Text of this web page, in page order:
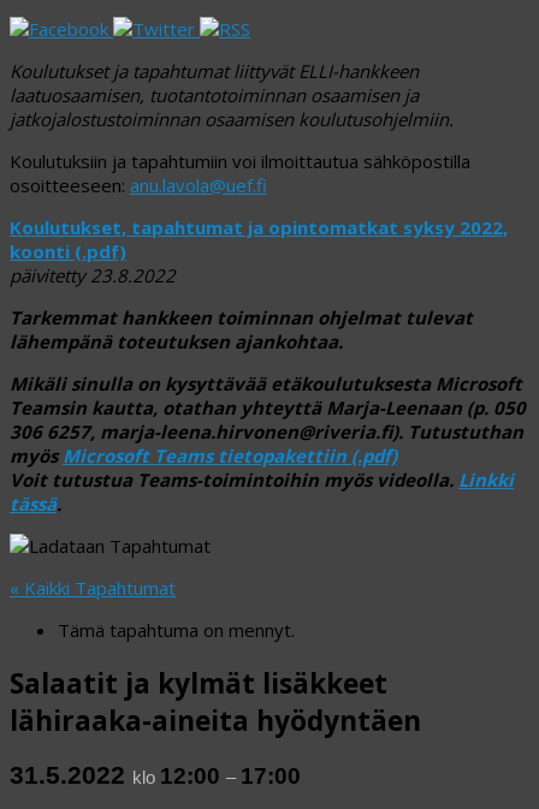
Koulutukset ja tapahtumat liittyvät ELLI-hankkeen
laatuosaamisen, tuotantotoiminnan osaamisen ja
jatkojalostustoiminnan osaamisen koulutusohjelmiin.
Koulutuksiin ja tapahtumiin voi ilmoittautua sähköpostilla
osoitteeseen: anu.lavola@uef.fi
Koulutukset, tapahtumat ja opintomatkat syksy 2022,
koonti (.pdf)
päivitetty 23.8.2022
Tarkemmat hankkeen toiminnan ohjelmat tulevat
lähempänä toteutuksen ajankohtaa.
Mikäli sinulla on kysyttävää etäkoulutuksesta Microsoft
Teamsin kautta, otathan yhteyttä Marja-Leenaan (p. 050
306 6257, marja-leena.hirvonen@riveria.fi). Tutustuthan
myösMicrosoft Teams tietopakettiin (.pdf)
Voit tutustua Teams-toimintoihin myös videolla. Linkki
tässä.
« Kaikki Tapahtumat
Tämä tapahtuma on mennyt.
Salaatit ja kylmät lisäkkeet
lähiraaka-aineita hyödyntäen
31.5.2022 klo 12:00 – 17:00